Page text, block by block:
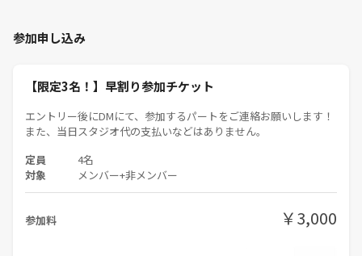
🎼集合場所🎼
🌸コミュニティの雰囲気🌸
楽器演奏や歌など、普段は一人で音楽練習している方が交流し合うこと
で、新しい仲間を見つけられたり、練習のモチベーションに繋がれば良
いなと思っています！
もちろん、これから音楽を始めたいと思っている方も参加OKです！
参加申し込み
【限定3名！】早割り参加チケット
エントリー後にDMにて、参加するパートをご連絡お願いします！
また、当日スタジオ代の支払いなどはありません。
定員 4名
対象 メンバー+非メンバー
参加料 ￥3,000